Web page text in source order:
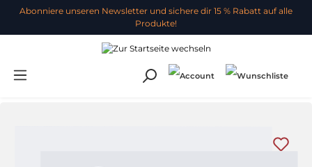
Abonniere unseren Newsletter und sichere dir 15 % Rabatt auf alle
Produkte!